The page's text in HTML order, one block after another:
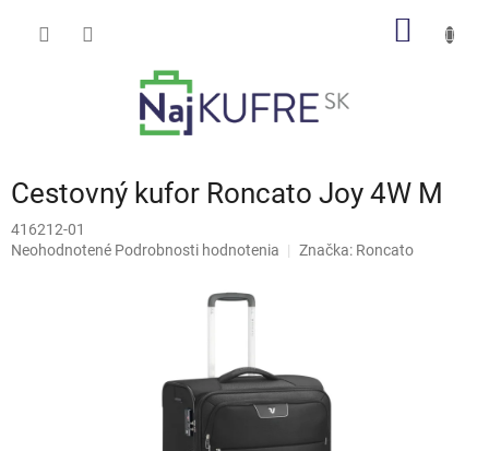
Cestovný kufor Roncato Joy 4W M
416212-01
Priemerné
Neohodnotené Podrobnosti hodnotenia Značka: Roncato